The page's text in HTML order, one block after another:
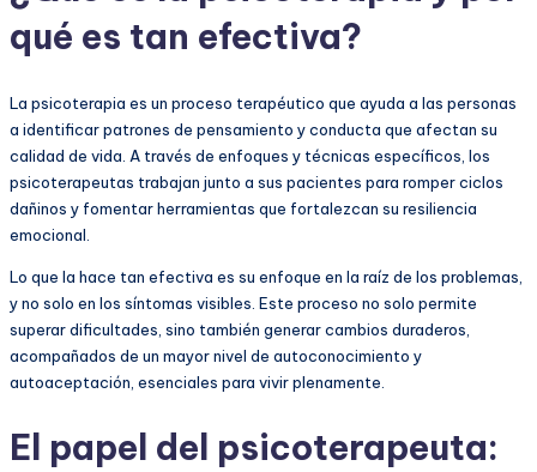
qué es tan efectiva?
La psicoterapia es un proceso terapéutico que ayuda a las personas
a identificar patrones de pensamiento y conducta que afectan su
calidad de vida. A través de enfoques y técnicas específicos, los
psicoterapeutas trabajan junto a sus pacientes para romper ciclos
dañinos y fomentar herramientas que fortalezcan su resiliencia
emocional.
Lo que la hace tan efectiva es su enfoque en la raíz de los problemas,
y no solo en los síntomas visibles. Este proceso no solo permite
superar dificultades, sino también generar cambios duraderos,
acompañados de un mayor nivel de autoconocimiento y
autoaceptación, esenciales para vivir plenamente.
El papel del psicoterapeuta: